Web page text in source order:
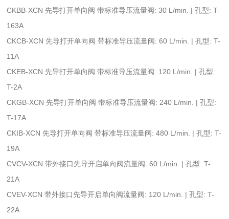
CKBB-XCN 先导打开单向阀 带标准导压流量阀: 30 L/min. | 孔型: T-
163A
CKCB-XCN 先导打开单向阀 带标准导压流量阀: 60 L/min. | 孔型: T-
11A
CKEB-XCN 先导打开单向阀 带标准导压流量阀: 120 L/min. | 孔型:
T-2A
CKGB-XCN 先导打开单向阀 带标准导压流量阀: 240 L/min. | 孔型:
T-17A
CKIB-XCN 先导打开单向阀 带标准导压流量阀: 480 L/min. | 孔型: T-
19A
CVCV-XCN 带外接口先导开启单向阀流量阀: 60 L/min. | 孔型: T-
21A
CVEV-XCN 带外接口先导开启单向阀流量阀: 120 L/min. | 孔型: T-
22A